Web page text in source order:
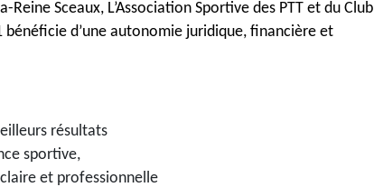
Sceaux, L’Association Sportive des PTT et du Club
d’une autonomie juridique, financière et
résultats
sportive,
et professionnelle